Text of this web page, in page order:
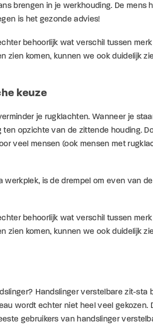
brengen in je werkhouding. De mens
is het gezonde advies!
behoorlijk wat verschil tussen
zien komen, kunnen we ook duidelijk
keuze
je rugklachten. Wanneer je
opzichte van de zittende houding.
veel mensen (ook mensen met
is de drempel om even van
behoorlijk wat verschil tussen
zien komen, kunnen we ook duidelijk
Handslinger verstelbare zit-sta
wordt echter niet heel veel gekozen.
gebruikers van handslinger